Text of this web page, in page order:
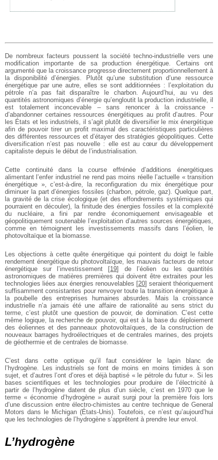
De nombreux facteurs poussent la société techno-industrielle vers une
modification importante de sa production énergétique. Certains ont
argumenté que la croissance progresse directement proportionnellement à
la disponibilité d’énergies. Plutôt qu’une substitution d’une ressource
énergétique par une autre, elles se sont additionnées : l’exploitation du
pétrole n’a pas fait disparaître le charbon. Aujourd’hui, au vu des
quantités astronomiques d’énergie qu’engloutit la production industrielle, il
est totalement inconcevable – sans renoncer à la croissance -
d’abandonner certaines ressources énergétiques au profit d’autres. Pour
les États et les industriels, il s’agit plutôt de diversifier le mix énergétique
afin de pouvoir tirer un profit maximal des caractéristiques particulières
des différentes ressources et d’étayer des stratégies géopolitiques. Cette
diversification n’est pas nouvelle : elle est au cœur du développement
capitaliste depuis le début de l’industrialisation.
Cette continuité dans la course effrénée d’additions énergétiques
alimentant l’enfer industriel ne rend pas moins réelle l’actuelle « transition
énergétique », c’est-à-dire, la reconfiguration du mix énergétique pour
diminuer la part d’énergies fossiles (charbon, pétrole, gaz). Quelque part,
la gravité de la crise écologique (et des effondrements systémiques qui
pourraient en découler), la finitude des énergies fossiles et la complexité
du nucléaire, a fini par rendre économiquement envisageable et
géopolitiquement soutenable l’exploitation d’autres sources énergétiques,
comme en témoignent les investissements massifs dans l’éolien, le
photovoltaïque et la biomasse.
Les objections à cette quête énergétique qui pointent du doigt le faible
rendement énergétique du photovoltaïque, les mauvais facteurs de retour
énergétique sur l’investissement [19]
de l’éolien ou les quantités
astronomiques de matières premières qui doivent être extraites pour les
technologies liées aux énergies renouvelables [20] seraient théoriquement
suffisamment consistantes pour renvoyer toute la transition énergétique à
la poubelle des entreprises humaines absurdes. Mais la croissance
industrielle n’a jamais été une affaire de rationalité au sens strict du
terme, c’est plutôt une question de pouvoir, de domination. C’est cette
même logique, la recherche de pouvoir, qui est à la base du déploiement
des éoliennes et des panneaux photovoltaïques, de la construction de
nouveaux barrages hydroélectriques et de centrales marines, des projets
de géothermie et de centrales de biomasse.
C’est dans cette optique qu’il faut considérer le lapin blanc de
l’hydrogène. Les industriels se font de moins en moins timides à son
sujet, et d’autres l’ont d’ores et déjà baptisé « le pétrole du futur ». Si les
bases scientifiques et les technologies pour produire de l’électricité à
partir de l’hydrogène datent de plus d’un siècle, c’est en 1970 que le
terme « économie d’hydrogène » aurait surgi pour la première fois lors
d’une discussion entre électro-chimistes au centre technique de General
Motors dans le Michigan (États-Unis). Toutefois, ce n’est qu’aujourd’hui
que les technologies de l’hydrogène s’apprêtent à prendre leur envol.
L’hydrogène